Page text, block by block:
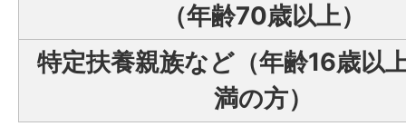
（年齢70歳以上）
特定扶養親族など（年齢16歳以
満の方）